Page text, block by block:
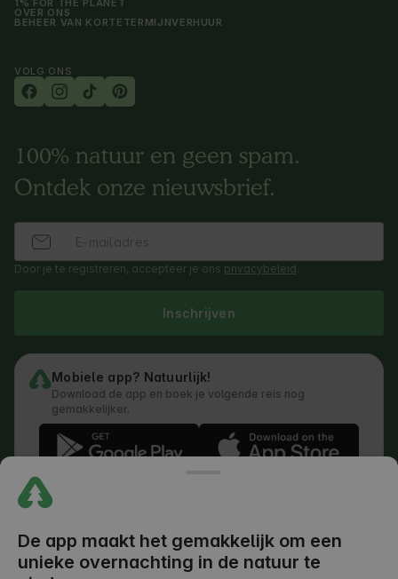
1% FOR THE PLANET
OVER ONS
BEHEER VAN KORTETERMIJNVERHUUR
VOLG ONS
100% natuur en geen spam.
Ontdek onze nieuwsbrief.
Door je te registreren, accepteer je ons privacybeleid.
Inschrijven
Mobiele app? Natuurlijk!
Download de app en boek je volgende reis nog
gemakkelijker.
Privacybeleid
Beleid voor het indienen van beoordelingen
De app maakt het gemakkelijk om een
unieke overnachting in de natuur te